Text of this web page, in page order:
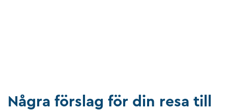
Några förslag för din resa till